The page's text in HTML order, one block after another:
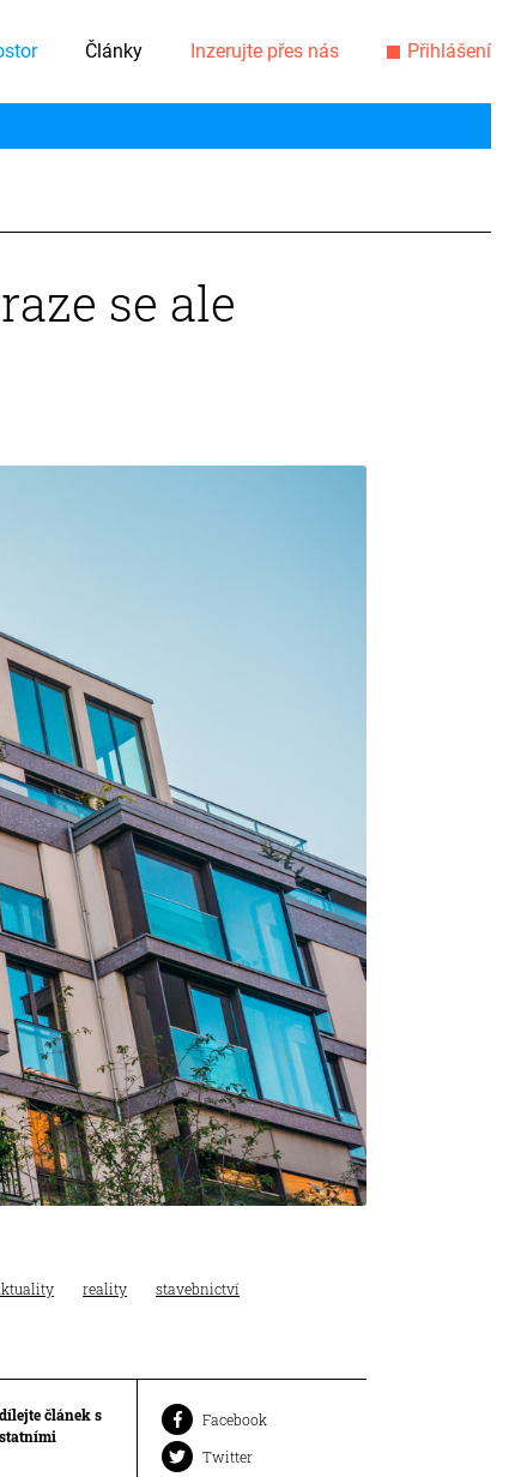
Články Inzerujte přes nás Přihlášení
se ale
reality stavebnictví
článek s
Facebook
Twitter